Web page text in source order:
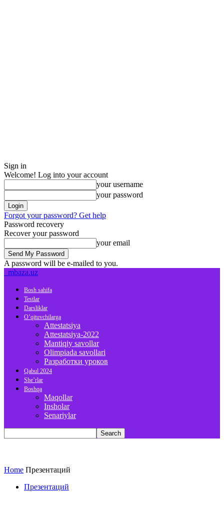
Sign in
Welcome! Log into your account
your username
your password
Forgot your password? Get help
Password recovery
Recover your password
your email
A password will be e-mailed to you.
mbaza.uz
Bosh sahifa
Testlar
Darsliklar
O’qituvchilarga
Attestatsiya
Attestatsiya-2022
Mantiqiy savollar
Olimpiada savollari
Разработки уроков
Qabul 2024
She’rlar
Boshqa
Maqollar
Insholar
Senariylar
Home Презентаций
Презентаций